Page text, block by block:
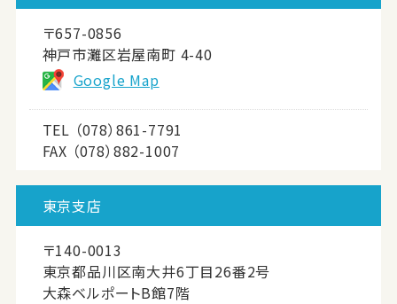
〒657-0856
神戸市灘区岩屋南町 4-40
Google Map
TEL （078）861-7791
FAX （078）882-1007
東京支店
〒140-0013
東京都品川区南大井6丁目26番2号
大森ベルポートB館7階